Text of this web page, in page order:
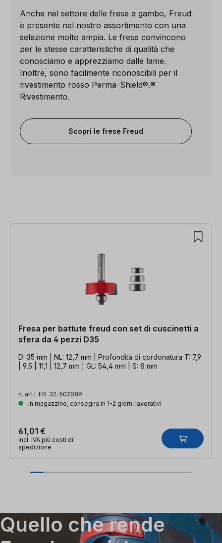
Anche nel settore delle frese a gambo, Freud
è presente nel nostro assortimento con una
selezione molto ampia. Le frese convincono
per le stesse caratteristiche di qualità che
conosciamo e apprezziamo dalle lame.
Inoltre, sono facilmente riconoscibili per il
rivestimento rosso Perma-Shield®.®
Rivestimento.
Scopri le frese Freud
Salta la galleria dei prodotti
Fresa per battute freud con set di cuscinetti a
sfera da 4 pezzi D35
D: 35 mm | NL: 12,7 mm | Profondità di cordonatura T: 7,9
| 9,5 | 11,1 | 12,7 mm | GL: 54,4 mm | S: 8 mm
n. art.: FR-32-50208P
In magazzino, consegna in 1-2 giorni lavorativi
61,01 €
incl. IVA più costi di
spedizione
Quello che rende